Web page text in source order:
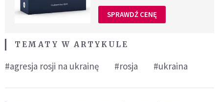
SPRAWDŹ CENĘ
TEMATY W ARTYKULE
#agresja rosji na ukrainę #rosja #ukraina